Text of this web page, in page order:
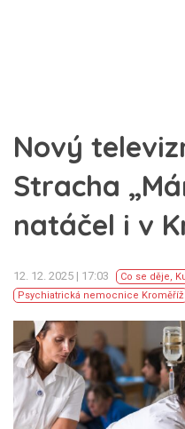
Nový
Stracha
natáčel i v
12. 12. 2025 | 17:03 Co se děje,
Psychiatrická nemocnice Kroměříž